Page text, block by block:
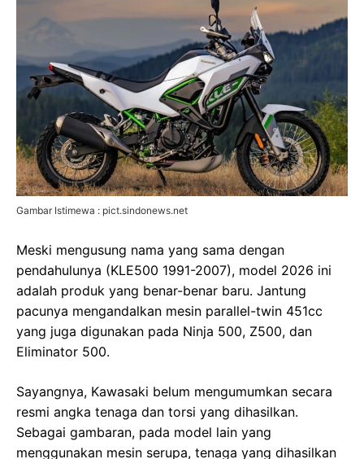
Gambar Istimewa : pict.sindonews.net
Meski mengusung nama yang sama dengan
pendahulunya (KLE500 1991-2007), model 2026 ini
adalah produk yang benar-benar baru. Jantung
pacunya mengandalkan mesin parallel-twin 451cc
yang juga digunakan pada Ninja 500, Z500, dan
Eliminator 500.
Sayangnya, Kawasaki belum mengumumkan secara
resmi angka tenaga dan torsi yang dihasilkan.
Sebagai gambaran, pada model lain yang
menggunakan mesin serupa, tenaga yang dihasilkan